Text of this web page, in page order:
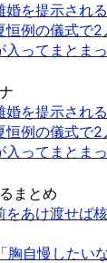
婚を提示される
恒例の儀式で
入ってまとま
婚を提示される
恒例の儀式で
入ってまとま
まとめ
をあけ渡せば
胸自慢したい